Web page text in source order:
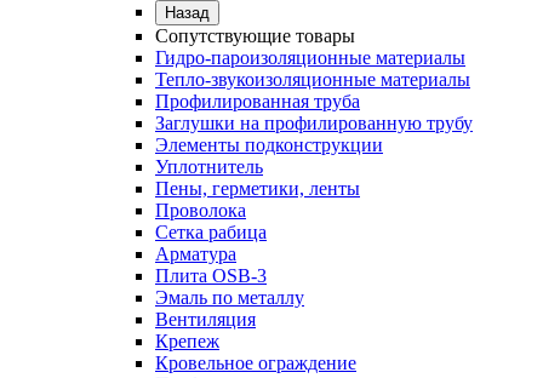
Назад
Сопутствующие товары
Гидро-пароизоляционные материалы
Тепло-звукоизоляционные материалы
Профилированная труба
Заглушки на профилированную трубу
Элементы подконструкции
Уплотнитель
Пены, герметики, ленты
Проволока
Сетка рабица
Арматура
Плита OSB-3
Эмаль по металлу
Вентиляция
Крепеж
Кровельное ограждение